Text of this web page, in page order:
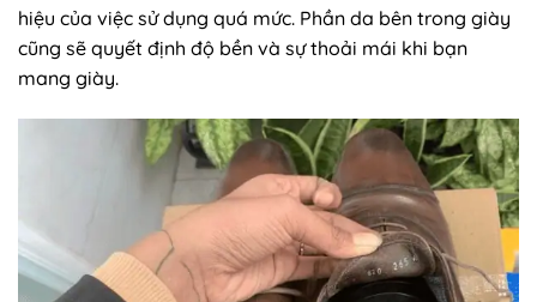
hiệu của việc sử dụng quá mức. Phần da bên trong giày
cũng sẽ quyết định độ bền và sự thoải mái khi bạn
mang giày.